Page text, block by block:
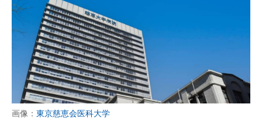
画像： 東京慈恵会医科大学